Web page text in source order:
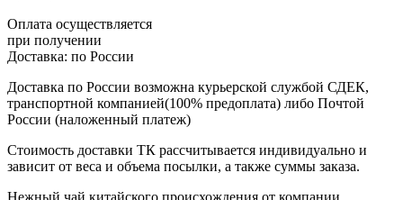
Оплата осуществляется
при получении
Доставка: по России
Доставка по России возможна курьерской службой СДЕК,
транспортной компанией(100% предоплата) либо Почтой
России (наложенный платеж)
Стоимость доставки ТК рассчитывается индивидуально и
зависит от веса и объема посылки, а также суммы заказа.
Нежный чай китайского происхождения от компании